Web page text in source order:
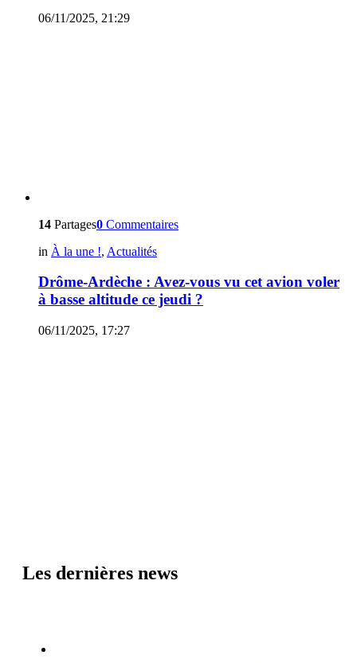
06/11/2025, 21:29
14 Partages0 Commentaires
in À la une !, Actualités
Drôme-Ardèche : Avez-vous vu cet avion voler
à basse altitude ce jeudi ?
06/11/2025, 17:27
Les dernières news